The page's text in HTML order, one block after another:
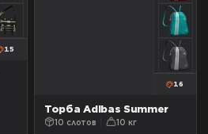
15
16
Торба Adibas Summer
10 слотов 10 кг